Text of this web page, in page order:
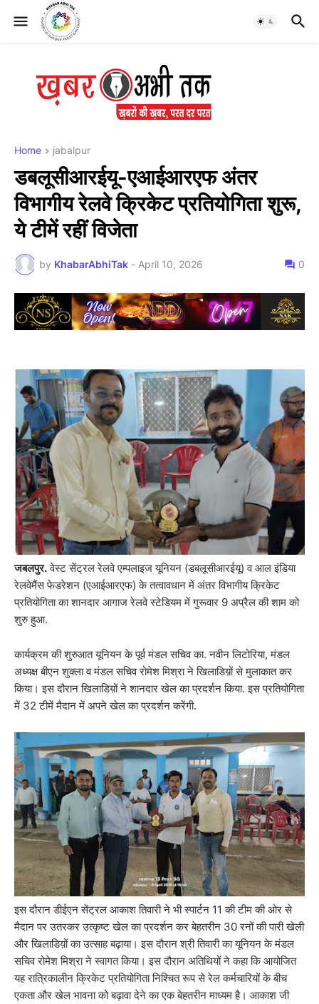
Home jabalpur
डबलूसीआरईयू-एआईआरएफ अंतर
विभागीय रेलवे क्रिकेट प्रतियोगिता शुरू,
ये टीमें रहीं विजेता
by KhabarAbhiTak - April 10, 2026 0
जबलपुर.वेस्ट सेंट्रल रेलवे एम्पलाइज यूनियन (डबलूसीआरईयू) व आल इंडिया
रेलवेमैंस फेडरेशन (एआईआरएफ) के तत्वावधान में अंतर विभागीय क्रिकेट
प्रतियोगिता का शानदार आगाज रेलवे स्टेडियम में गुरूवार 9 अप्रैल की शाम को
शुरु हुआ.
कार्यक्रम की शुरुआत यूनियन के पूर्व मंडल सचिव का. नवीन लिटोरिया, मंडल
अध्यक्ष बीएन शुक्ला व मंडल सचिव रोमेश मिश्रा ने खिलाडिय़ों से मुलाकात कर
किया। इस दौरान खिलाडिय़ों ने शानदार खेल का प्रदर्शन किया. इस प्रतियोगिता
में 32 टीमें मैदान में अपने खेल का प्रदर्शन करेंगी.
इस दौरान डीईएन सेंट्रल आकाश तिवारी ने भी स्पार्टन 11 की टीम की ओर से
मैदान पर उतरकर उत्कृष्ट खेल का प्रदर्शन कर बेहतरीन 30 रनों की पारी खेली
और खिलाडिय़ों का उत्साह बढ़ाया। इस दौरान श्री तिवारी का यूनियन के मंडल
सचिव रोमेश मिश्रा ने स्वागत किया। इस दौरान अतिथियों ने कहा कि आयोजित
यह रात्रिकालीन क्रिकेट प्रतियोगिता निश्चित रूप से रेल कर्मचारियों के बीच
एकता और खेल भावना को बढ़ावा देने का एक बेहतरीन माध्यम है। आकाश जी